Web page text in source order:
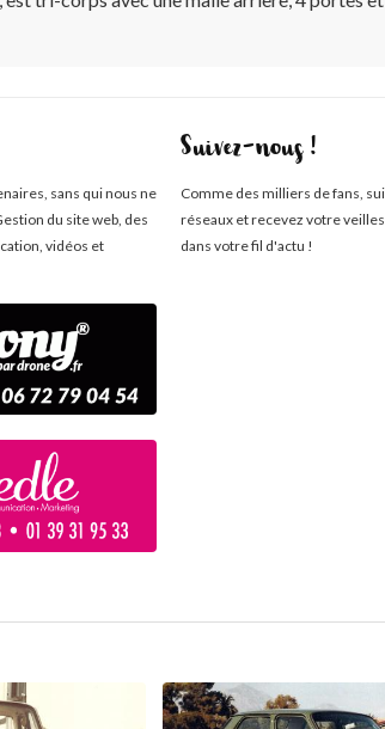
sans qui nous ne
du site web, des
vidéos et
Suivez-nous !
Comme des milliers de fans,
réseaux et recevez votre
dans votre fil d'actu !